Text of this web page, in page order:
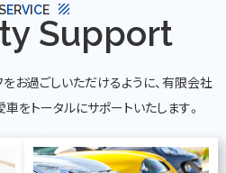
ERVI CE texture
Support
お過ごしいただけるように、有限会社
をトータルにサポートいたします。